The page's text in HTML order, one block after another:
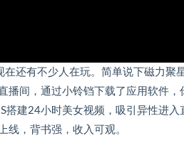
还有不少人在玩。简单说下磁力聚
间，通过小铃铛下载了应用软件
建24小时美女视频，吸引异性进
线，背书强，收入可观。